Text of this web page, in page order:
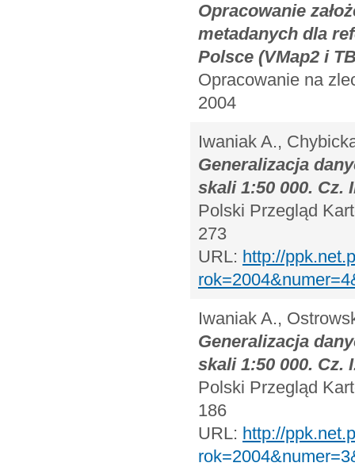
Opracowanie
metadanych dla
Polsce (VMap2 i
Opracowanie na
2004
Iwaniak A.,
Generalizacja
skali 1:50 000. Cz.
Polski Przegląd
273
URL: http://
Iwaniak A.,
Generalizacja
skali 1:50 000. Cz.
Polski Przegląd
186
URL: http://